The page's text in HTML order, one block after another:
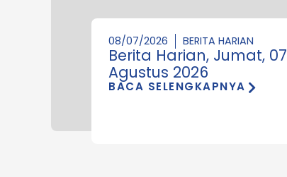
08/07/2026 BERITA HARIAN
Berita Harian, Jumat, 07
Agustus 2026
BACA SELENGKAPNYA